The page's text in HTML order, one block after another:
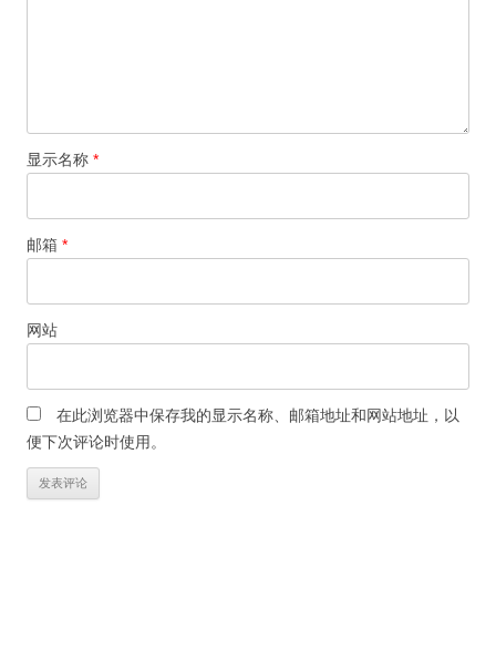
显示名称 *
邮箱 *
网站
在此浏览器中保存我的显示名称、邮箱地址和网站地址，以
便下次评论时使用。